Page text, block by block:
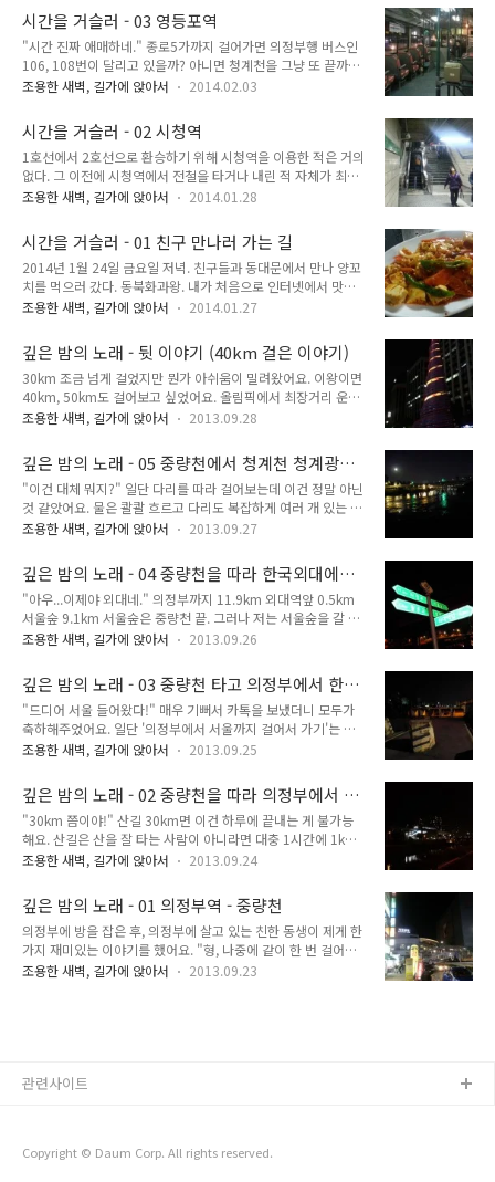
다. 그런데 어쨌든 대학교는 서울로 왔기 때문에 혼자 서울에서
살기 ..
이 지금은 가끔 타는 지하철이다. 게다가 의정부에서 회기까지는
일단 지상구간이라 그렇게 답답하다는 생각이 들지는 않는다. 하
지만 그때는 발산에서 종로3가, 종로3가에서 다시 청량리까지
계속 지하 구간으로 가야 했다. 게다가 1교시가 있는 날은 가뜩
이나 졸린데 출근하는 사람들로 가득 찬 지옥철을 타야 했다. 지
집어넣을 때도 가끔 있었다. 어두컴컴한 창밖과 밝은 버스 안. 유
리창에 내 얼굴이 비..
시간을 거슬러 - 03 영등포역
"시간 진짜 애매하네." 종로5가까지 걸어가면 의정부행 버스인
106, 108번이 달리고 있을까? 아니면 청계천을 그냥 또 끝까지
걸어서 한양대까지 갈까? 아니면 청계천 끝까지 간 후 거기서 중
착해서 어디를 가야 할지 방향을 잡지 못하고 무턱대고 광화문쪽
으로 걷기 시작했다. 지금이 만약 자정쯤이었다면 걸어서 그냥
의정부까지 돌아갔을 것이다. 하지만 이제 새벽 5시. 7시 넘어가
면 동이 틀 거다. 동튼 후 일 없이 중량천을 걷기는 싫단 말이야.
그렇다고 딱 청계천만 다 걸어서 한양대역으로 가자니, 거기는
가서 시간 때우다 6시쯤 나와서 전철 타고 집으로 바로 돌아가는
게 낫겠어. 일단..
조용한 새벽, 길가에 앉아서 2014.02.03
시간을 거슬러 - 02 시청역
1호선에서 2호선으로 환승하기 위해 시청역을 이용한 적은 거의
없다. 그 이전에 시청역에서 전철을 타거나 내린 적 자체가 최근
에는 없다. 시청역에서 전철을 탈 바에야 이왕 나온 김에 영풍문
다. 아니면 마찬가지로 이왕 나온 김에 명동이나 남대문 시장으
로 가 버리든가, 걸어서 종로5가까지 가서 버스를 타고 돌아가든
가. 시청역을 많이 이용했던 것은 대학교 2학년 때였다. 그 이전
으로도, 그 이후로도 시청역을 이용한 적은 정말 손으로 꼽을 정
도다. 학교에서 멀리 떨어진 곳에서 살던 대학교 저학년 시절, 피
청역에서 환승해 1호선으로 갈아타는 것이었다. 군대 전역 후 복
학한 이후로는 학교 근..
조용한 새벽, 길가에 앉아서 2014.01.28
시간을 거슬러 - 01 친구 만나러 가는 길
2014년 1월 24일 금요일 저녁. 친구들과 동대문에서 만나 양꼬
치를 먹으러 갔다. 동북화과왕. 내가 처음으로 인터넷에서 맛있
다는 집을 찾아서 가본 집이었다. 내가 처음 갔던 때와 달라진 것
에 모처럼 양꼬치 외에 새우 볶음밥과 옥수수 온면을 시켜서 같
이 나누어먹었다. 같이 먹으며 이런 저런 생각이 떠올랐다. 처음
왔을 때 양꼬치 먹고 멋 모르고 한 사람당 옥수수 온면 하나씩 시
켰다가 배가 터질 뻔 했다. 그리고 그때 식당에서 서비스로 준 음
식이 바로 건두부 무침. 이때 처음 건두부 무침을 먹어보았다. 그
파두부가 나왔다. 처음 왔을 때 아주머니로부터 양꼬치 굽는 법
을 배웠고, 그..
조용한 새벽, 길가에 앉아서 2014.01.27
깊은 밤의 노래 - 뒷 이야기 (40km 걸은 이야기)
30km 조금 넘게 걸었지만 뭔가 아쉬움이 밀려왔어요. 이왕이면
40km, 50km도 걸어보고 싶었어요. 올림픽에서 최장거리 운동
은 50km 경보이죠. 얼마나 걸었는지 정확히 재어보기 위해 네
요. 하지만 출발지점을 의정부로 놓으니 선택지가 많지 않았어
요. 이렇게 긴 거리를 걸을 때에는 아무래도 사람 북적이는 곳보
다는 아예 걸으라고 만든 산책로를 따라 혼자 걷는 게 나아요. 그
런데 의정부에서 중량천을 따라 걷는 것을 시작으로 하면 마땅히
좋은 길이 보이지 않았어요. 코스를 만들려고 한다면 못 만들 것
는 것. 게다가 이렇게 코스가 길어지면 웬만하면 제가 아는 길로
가는 게 좋았어요...
조용한 새벽, 길가에 앉아서 2013.09.28
깊은 밤의 노래 - 05 중량천에서 청계천 청계광장
으로 가기
"이건 대체 뭐지?" 일단 다리를 따라 걸어보는데 이건 정말 아닌
것 같았어요. 물은 콸콸 흐르고 다리도 복잡하게 여러 개 있는 것
처럼 보였어요. "여기는 길이 도대체 어떻게 되어 있는 거야?"
그래서 다시 중량천 산책로가 끝나는 지점으로 돌아갔어요. '청
계천으로 빠져야 하는데...' 머리가 살짝 복잡해졌어요. 큰 길로
올라가서 청계천으로 이어지는 길을 찾아야 하나? 만약 길을 못
찾으면 의정부로 걸어서 돌아가야 하는데...못 찾을 리는 없겠
지? 정 안 되면 큰 길로 올라가서 길을 찾으면 되겠지. 길을 찾기
져 있으니까 다리는 절대 건너면 안 될테고...그냥 일단 땅으로만
가다 보..
조용한 새벽, 길가에 앉아서 2013.09.27
깊은 밤의 노래 - 04 중량천을 따라 한국외대에서
한양대까지 가기
"아우...이제야 외대네." 의정부까지 11.9km 외대역앞 0.5km
서울숲 9.1km 서울숲은 중량천 끝. 그러나 저는 서울숲을 갈 것
은 아니었어요. 어쨌든 서울숲까지의 거리보다는 훨씬 더 걸어야
정도 왔나?" 일단 쉬기로 했어요. 의정부에서 시작해서 여기까
지 오는 동안 단 한 번도 앉아서 쉬지 않았어요. 잠깐 사진 찍으
려고 멈추어 선 것이 전부. 벤치에 앉으니 발바닥이 얼얼했어요.
"반도 못 온 거 같은데..." 실제로는 절반을 넘겼지만 절반을 채
못 넘겼다고 생각했어요. 그리고 앞으로 진짜 무지막지한 거리가
반보다는 안 되는 거리라고 판단을 한 이유는 이 주변 구간은 ..
조용한 새벽, 길가에 앉아서 2013.09.26
깊은 밤의 노래 - 03 중량천 타고 의정부에서 한국
외대까지 가기
"드디어 서울 들어왔다!" 매우 기뻐서 카톡을 보냈더니 모두가
축하해주었어요. 일단 '의정부에서 서울까지 걸어서 가기'는 성
공했어요. 일단 경기도 경계는 넘었으니까요. 서울이라고 해서
던 '의정부에서 서울까지 걸어가기'는 완수했어요. 걸린 시간은
약 한 시간. "의정부에서 서울 엄청 가깝잖아!" 의정부와 서울은
정말 아주아주 가까워요. 그럴 수 밖에 없는 게 두 도시는 딱 붙
어 있거든요. 도 경계 즈음에서 출발했다면 1분 안에 서울에서
의정부를 갈 수도 있어요. 단지 의정부 어디에서 서울 어디로 가
어갈 만한 거리였어요. 지금 생각해보면 23시 56분에 통과한 이
지점이 의정부-서울 경계 ..
조용한 새벽, 길가에 앉아서 2013.09.25
깊은 밤의 노래 - 02 중량천을 따라 의정부에서 서
울 들어가기
"30km 쯤이야!" 산길 30km면 이건 하루에 끝내는 게 불가능
해요. 산길은 산을 잘 타는 사람이 아니라면 대충 1시간에 1km
잡으면 맞으니까요. 하지만 이것은 그냥 주구장창 평지를 걷는
다고 하는데, 제 경험상 잘 모르는 길은 한 시간에 3km, 익숙한
길은 4km 정도 가요. 이 길은 거의 모르는 길이니 한 시간에
3km 가야 한다고 잡아야겠지만, 방향을 찾아야할 이유도 없고,
흐름을 끊는 신호등, 차도도 없었어요. 게다가 산책로를 걷는 거
라서 다른 행인 때문에 속도를 못 낼 일도 없었구요. 즉, 일반적
조용한 새벽, 길가에 앉아서 2013.09.24
깊은 밤의 노래 - 01 의정부역 - 중량천
의정부에 방을 잡은 후, 의정부에 살고 있는 친한 동생이 제게 한
가지 재미있는 이야기를 했어요. "형, 나중에 같이 한 번 걸어볼
까요? 중량천 따라서 가다가 청계천 타고 청계광장까지 같이 걸
가 엄청나게 많이 내려서 장마철에는 감히 나갈 엄두가 나지 않
조용한 새벽, 길가에 앉아서 2013.09.23
Copyright © Daum Corp. All rights reserved.
관련사이트